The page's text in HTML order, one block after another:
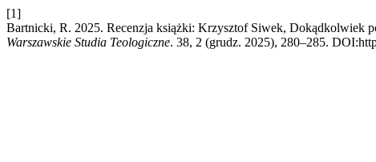
[1]
Bartnicki, R. 2025. Recenzja książki: Krzysztof Siwek, Dokądkolwiek
Warszawskie Studia Teologiczne. 38, 2 (grudz. 2025), 280–285.